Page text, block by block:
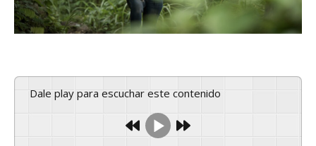
Dale play para escuchar este contenido